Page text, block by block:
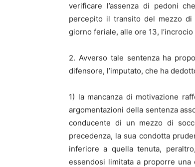
verificare l’assenza di pedoni
percepito il transito del mezzo
giorno feriale, alle ore 13,
2. Avverso tale sentenza ha
difensore, l’imputato, che ha
1) la mancanza di motivazione
argomentazioni della sentenza
conducente di un mezzo di
precedenza, la sua condotta
inferiore a quella tenuta,
essendosi limitata a proporre